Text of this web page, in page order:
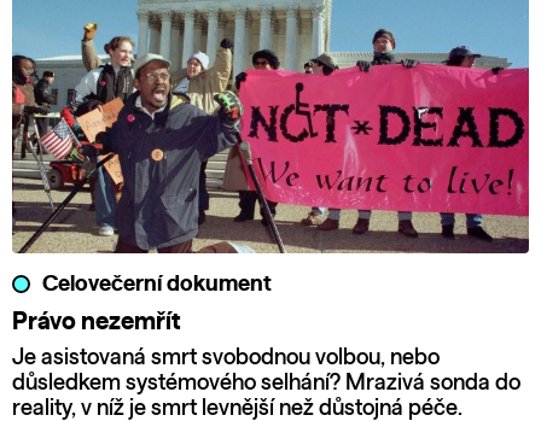
Celovečerní dokument
Právo nezemřít
Je asistovaná smrt svobodnou volbou, nebo
důsledkem systémového selhání? Mrazivá sonda do
reality, v níž je smrt levnější než důstojná péče.